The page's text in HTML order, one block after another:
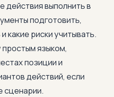
действия выполнить в
подготовить,
какие риски учитывать.
языком,
позиции и
действий, если
сценарии.